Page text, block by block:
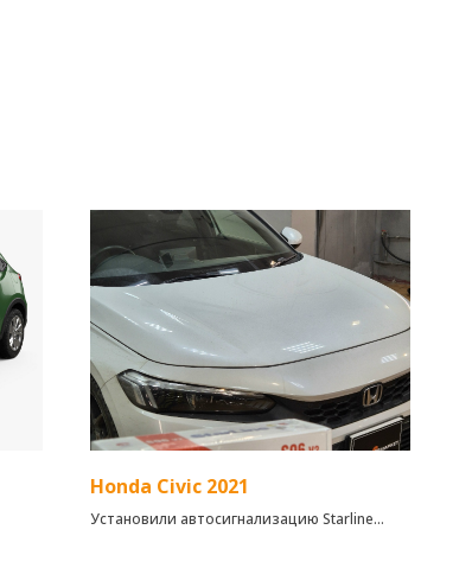
Honda Civic 2021
Установили автосигнализацию Starline